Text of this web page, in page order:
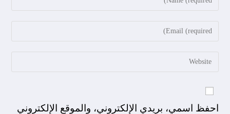
احفظ اسمي، بريدي الإلكتروني، والموقع الإلكتروني